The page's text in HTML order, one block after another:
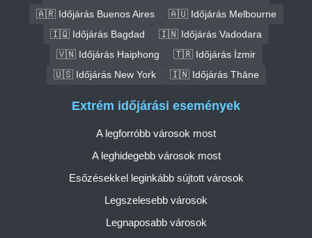
🇦🇷 Időjárás Buenos Aires
🇦🇺 Időjárás Melbourne
🇮🇶 Időjárás Bagdad
🇮🇳 Időjárás Vadodara
🇻🇳 Időjárás Haiphong
🇹🇷 Időjárás İzmir
🇺🇸 Időjárás New York
🇮🇳 Időjárás Thāne
Extrém időjárási események
A legforróbb városok most
A leghidegebb városok most
Esőzésekkel leginkább sújtott városok
Legszelesebb városok
Legnaposabb városok